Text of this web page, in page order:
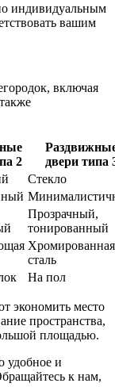
индивидуальным
вашим
включая
2
двери типа
Стекло
Прозрачный,
тонированный
Хромированная
сталь
На пол
экономить место
пространства,
площадью.
удобное и
к нам,